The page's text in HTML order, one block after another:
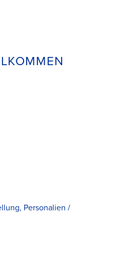
Personalien /